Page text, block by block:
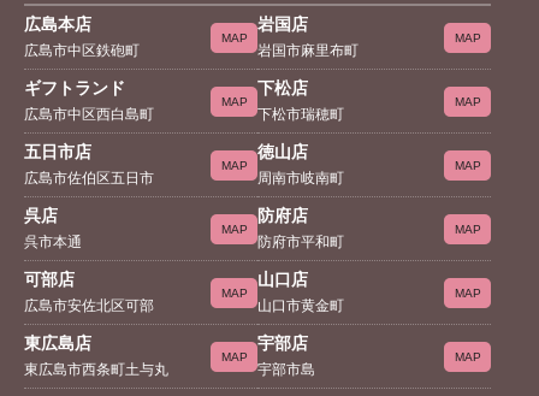
広島本店
広島市中区鉄砲町
MAP
ギフトランド
広島市中区西白島町
MAP
五日市店
広島市佐伯区五日市
MAP
呉店
呉市本通
MAP
可部店
広島市安佐北区可部
MAP
東広島店
東広島市西条町土与丸
MAP
岩国店
岩国市麻里布町
MAP
下松店
下松市瑞穂町
MAP
徳山店
周南市岐南町
MAP
防府店
防府市平和町
MAP
山口店
山口市黄金町
MAP
宇部店
宇部市島
MAP